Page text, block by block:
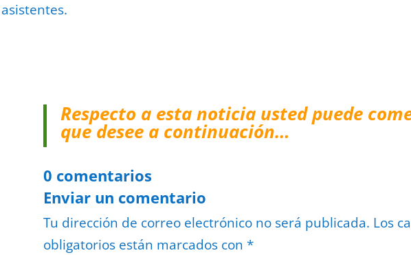
Respecto a esta noticia usted puede
que desee a continuación…
0 comentarios
Enviar un comentario
Tu dirección de correo electrónico no será publicada. Los
obligatorios están marcados con *